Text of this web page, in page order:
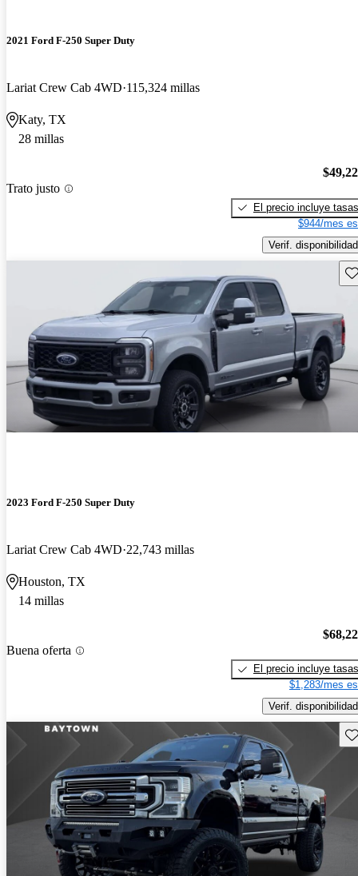
2021 Ford F-250 Super Duty
Lariat Crew Cab 4WD 115,324 millas
Katy, TX
28 millas
Trato justo
El precio incluye tasas
$944/mes
Verif. disponibilidad
2023 Ford F-250 Super Duty
Lariat Crew Cab 4WD 22,743 millas
Houston, TX
14 millas
Buena oferta
El precio incluye tasas
$1,283/mes
Verif. disponibilidad